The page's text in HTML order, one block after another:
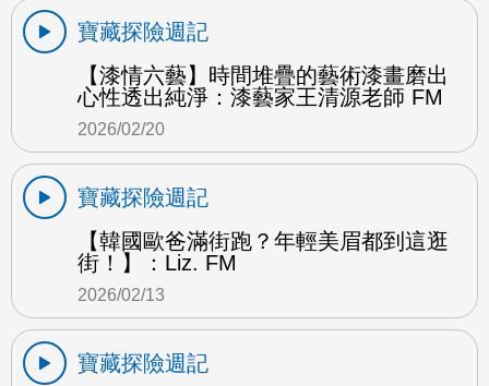
寶藏探險週記
【漆情六藝】時間堆疊的藝術漆畫磨出
心性透出純淨：漆藝家王清源老師 FM
2026/02/20
寶藏探險週記
【韓國歐爸滿街跑？年輕美眉都到這逛
街！】：Liz. FM
2026/02/13
寶藏探險週記